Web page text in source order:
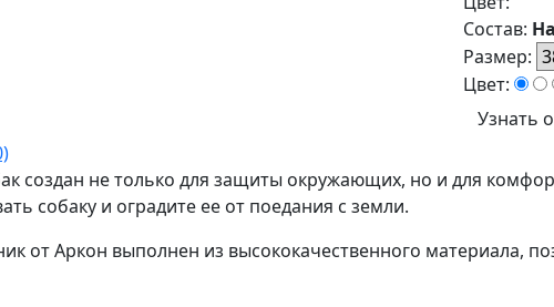
Состав:
Размер:
Цвет:
Узнать
создан не только для защиты окружающих, но и для
собаку и оградите ее от поедания с земли.
от Аркон выполнен из высококачественного материала,